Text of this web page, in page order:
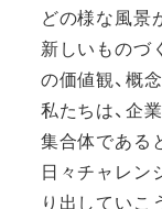
どの様な風景
新しいものづ
の価値観、概
私たちは、企
集合体である
日々チャレン
り出していこ